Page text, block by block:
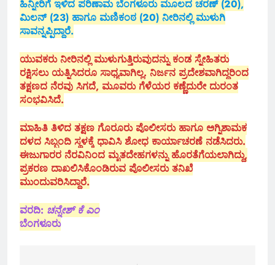
ಹಿನ್ನೀರಿಗೆ ಇಳಿದ ಪರಿಣಾಮ ಬೆಂಗಳೂರು ಮೂಲದ ಚರಣ್ (20),
ಮಿಲನ್ (23) ಹಾಗೂ ಮಣಿಕಂಠ (20) ನೀರಿನಲ್ಲಿ ಮುಳುಗಿ
ಸಾವನ್ನಪ್ಪಿದ್ದಾರೆ.
ಯುವಕರು ನೀರಿನಲ್ಲಿ ಮುಳುಗುತ್ತಿರುವುದನ್ನು ಕಂಡ ಸ್ನೇಹಿತರು
ರಕ್ಷಿಸಲು ಯತ್ನಿಸಿದರೂ ಸಾಧ್ಯವಾಗಿಲ್ಲ. ನಿರ್ಜನ ಪ್ರದೇಶವಾಗಿದ್ದರಿಂದ
ತಕ್ಷಣದ ನೆರವು ಸಿಗದೆ, ಮೂವರು ಗೆಳೆಯರ ಕಣ್ಣೆದುರೇ ದುರಂತ
ಸಂಭವಿಸಿದೆ.
ಮಾಹಿತಿ ತಿಳಿದ ತಕ್ಷಣ ಗೊರೂರು ಪೊಲೀಸರು ಹಾಗೂ ಅಗ್ನಿಶಾಮಕ
ದಳದ ಸಿಬ್ಬಂದಿ ಸ್ಥಳಕ್ಕೆ ಧಾವಿಸಿ ಶೋಧ ಕಾರ್ಯಾಚರಣೆ ನಡೆಸಿದರು.
ಈಜುಗಾರರ ನೆರವಿನಿಂದ ಮೃತದೇಹಗಳನ್ನು ಹೊರತೆಗೆಯಲಾಗಿದ್ದು,
ಪ್ರಕರಣ ದಾಖಲಿಸಿಕೊಂಡಿರುವ ಪೊಲೀಸರು ತನಿಖೆ
ಮುಂದುವರಿಸಿದ್ದಾರೆ.
ವರದಿ: ಚನ್ನೇಶ್ ಕೆ ಎಂ
ಬೆಂಗಳೂರು